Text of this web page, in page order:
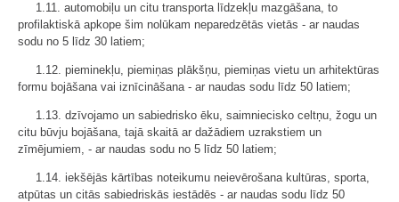
1.11. automobiļu un citu transporta līdzekļu mazgāšana, to
profilaktiskā apkope šim nolūkam neparedzētās vietās - ar naudas
sodu no 5 līdz 30 latiem;
1.12. pieminekļu, piemiņas plākšņu, piemiņas vietu un arhitektūras
formu bojāšana vai iznīcināšana - ar naudas sodu līdz 50 latiem;
1.13. dzīvojamo un sabiedrisko ēku, saimniecisko celtņu, žogu un
citu būvju bojāšana, tajā skaitā ar dažādiem uzrakstiem un
zīmējumiem, - ar naudas sodu no 5 līdz 50 latiem;
1.14. iekšējās kārtības noteikumu neievērošana kultūras, sporta,
atpūtas un citās sabiedriskās iestādēs - ar naudas sodu līdz 50